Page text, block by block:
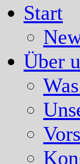
Start
Über